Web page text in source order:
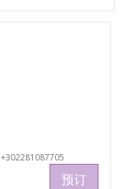
+302281087705
预订